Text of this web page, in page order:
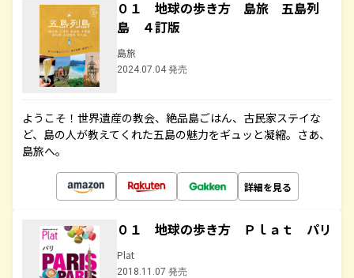
０１ 地球の歩き方 島旅 五島列
島 ４訂版
島旅
2024.07.04 発売
ようこそ！世界遺産の教会、絶品島ごはん、古民家ステイな
ど、島の人が教えてくれた五島の魅力をギュッと凝縮。さあ、
島旅へ。
詳細を見る
０１ 地球の歩き方 Ｐｌａｔ パリ
Plat
2018.11.07 発売